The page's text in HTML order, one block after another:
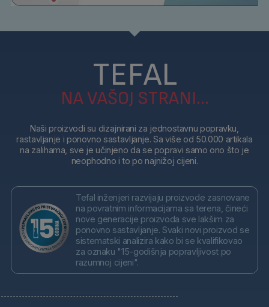
TEFAL
NA VAŠOJ STRANI...
Naši proizvodi su dizajnirani za jednostavnu popravku,
rastavljanje i ponovno sastavljanje. Sa više od 50.000 artikala
na zalihama, sve je učinjeno da se popravi samo ono što je
neophodno i to po najnižoj cijeni.
Tefal inženjeri razvijaju proizvode zasnovane
na povratnim informacijama sa terena, čineći
nove generacije proizvoda sve lakšim za
ponovno sastavljanje. Svaki novi proizvod se
sistematski analizira kako bi se kvalifikovao
za oznaku "15-godišnja popravljivost po
razumnoj cijeni".